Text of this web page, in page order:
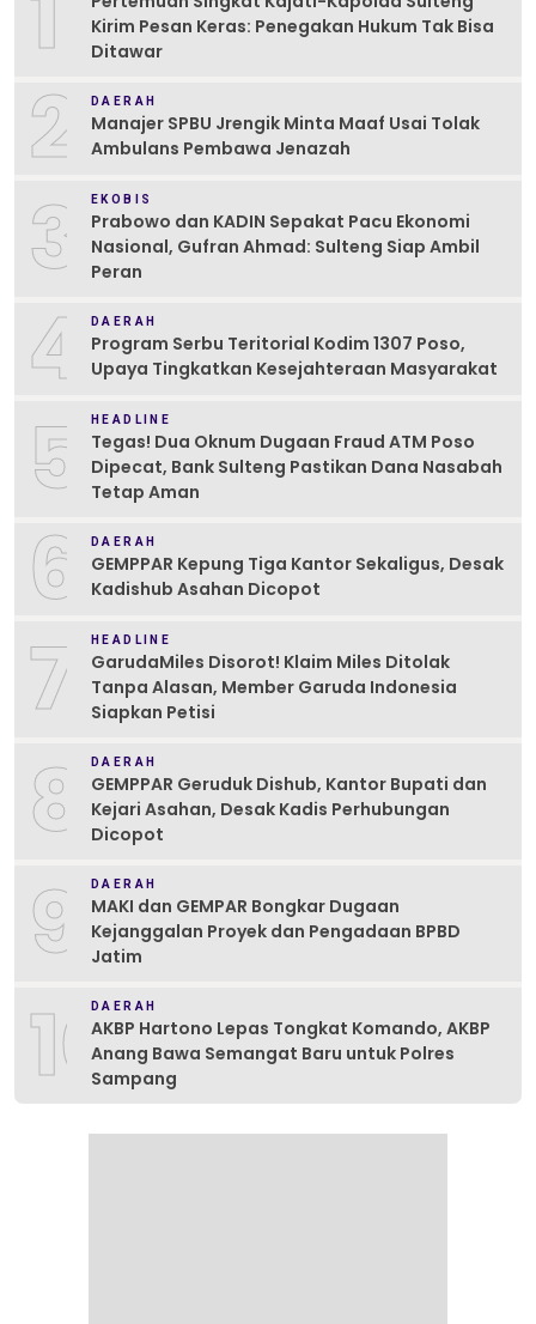
Kirim Pesan Keras: Penegakan Hukum Tak Bisa
Ditawar
2 DAERAH
Manajer SPBU Jrengik Minta Maaf Usai Tolak
Ambulans Pembawa Jenazah
3 EKOBIS
Prabowo dan KADIN Sepakat Pacu Ekonomi
Nasional, Gufran Ahmad: Sulteng Siap Ambil
Peran
4 DAERAH
Program Serbu Teritorial Kodim 1307 Poso,
Upaya Tingkatkan Kesejahteraan Masyarakat
5 HEADLINE
Tegas! Dua Oknum Dugaan Fraud ATM Poso
Dipecat, Bank Sulteng Pastikan Dana Nasabah
Tetap Aman
6 DAERAH
GEMPPAR Kepung Tiga Kantor Sekaligus, Desak
Kadishub Asahan Dicopot
7 HEADLINE
GarudaMiles Disorot! Klaim Miles Ditolak
Tanpa Alasan, Member Garuda Indonesia
Siapkan Petisi
8 DAERAH
GEMPPAR Geruduk Dishub, Kantor Bupati dan
Kejari Asahan, Desak Kadis Perhubungan
Dicopot
9 DAERAH
MAKI dan GEMPAR Bongkar Dugaan
Kejanggalan Proyek dan Pengadaan BPBD
Jatim
10DAERAH
AKBP Hartono Lepas Tongkat Komando, AKBP
Anang Bawa Semangat Baru untuk Polres
Sampang